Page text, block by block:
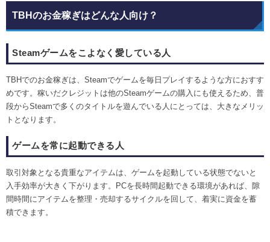
TBHのお金稼ぎはどんな人向け？
Steamゲームをこよなく愛している人
TBHでのお金稼ぎは、Steamでゲームを毎日プレイするような方におすす
めです。稼いだクレジットは他のSteamゲームの購入にも使えるため、普
段からSteamで多くのタイトルを遊んでいる人にとっては、大きなメリッ
トとなります。
ゲームを常に起動できる人
取引対象となる貴重なアイテムは、ゲームを起動している状態でないと
入手効率が大きく下がります。PCを長時間起動できる環境があれば、隙
間時間にアイテムを整理・売却するサイクルを回して、着実に資金を蓄
積できます。